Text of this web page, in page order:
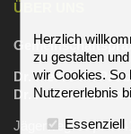
ÜBER UNS
Dr. med. Dirk
Dr. med. Nele
Jägerweg 16 |
Herzlich
zu gestalten
wir Cookies. So
Nutzererlebnis
Essenziell